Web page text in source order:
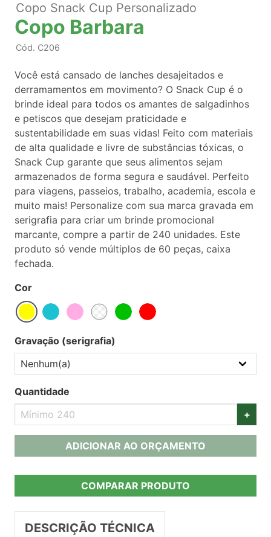
Copo Snack Cup Personalizado
Copo Barbara
Cód. C206
Você está cansado de lanches desajeitados e
derramamentos em movimento? O Snack Cup é o
brinde ideal para todos os amantes de salgadinhos
e petiscos que desejam praticidade e
sustentabilidade em suas vidas! Feito com materiais
de alta qualidade e livre de substâncias tóxicas, o
Snack Cup garante que seus alimentos sejam
armazenados de forma segura e saudável. Perfeito
para viagens, passeios, trabalho, academia, escola e
muito mais! Personalize com sua marca gravada em
serigrafia para criar um brinde promocional
marcante, compre a partir de 240 unidades. Este
produto só vende múltiplos de 60 peças, caixa
fechada.
Cor
Gravação (serigrafia)
Quantidade
+
ADICIONAR AO ORÇAMENTO
COMPARAR PRODUTO
DESCRIÇÃO TÉCNICA